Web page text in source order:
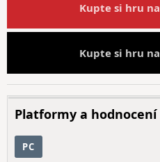
Kupte si hru na
Kupte si hru na
Platformy a hodnocení
PC